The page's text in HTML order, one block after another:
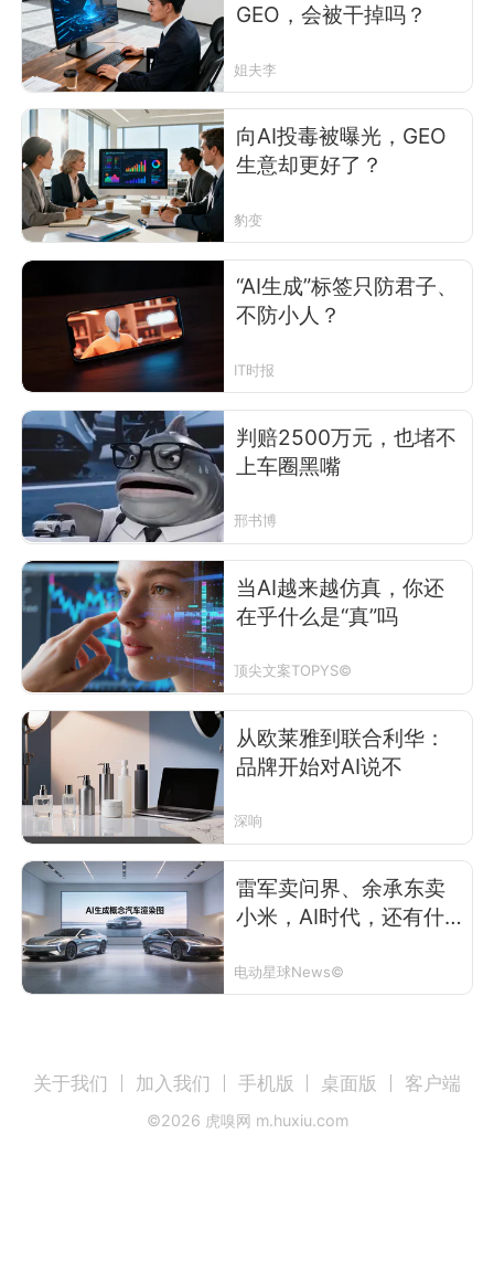
GEO，会被干掉吗？
姐夫李
向AI投毒被曝光，GEO
生意却更好了？
豹变
“AI生成”标签只防君子、
不防小人？
IT时报
判赔2500万元，也堵不
上车圈黑嘴
邢书博
当AI越来越仿真，你还
在乎什么是“真”吗
顶尖文案TOPYS©
从欧莱雅到联合利华：
品牌开始对AI说不
深响
雷军卖问界、余承东卖
小米，AI时代，还有什
电动星球News©
关于我们 加入我们 手机版 桌面版 客户端
©2026 虎嗅网 m.huxiu.com